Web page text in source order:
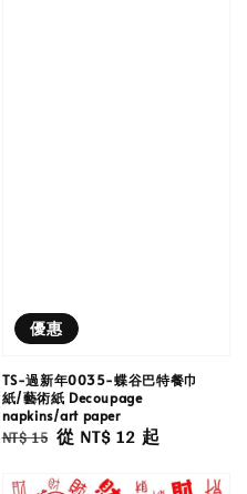
優惠
TS-過新年0035-蝶谷巴特餐巾
紙/藝術紙 Decoupage
napkins/art paper
Regular
NT$ 15 Sale
從 NT$ 12 起